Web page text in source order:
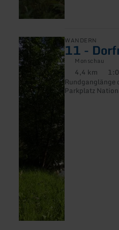
WANDERN
11 -
Monschau
Distanz:
4,4 km
Rundganglänge
Parkplatz
mehr
erfahren
zu:
11
-
Dorfrundgang
Höfen